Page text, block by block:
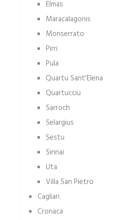
Elmas
Maracalagonis
Monserrato
Pirri
Pula
Quartu Sant'Elena
Quartucciu
Sarroch
Selargius
Sestu
Sinnai
Uta
Villa San Pietro
Cagliari
Cronaca